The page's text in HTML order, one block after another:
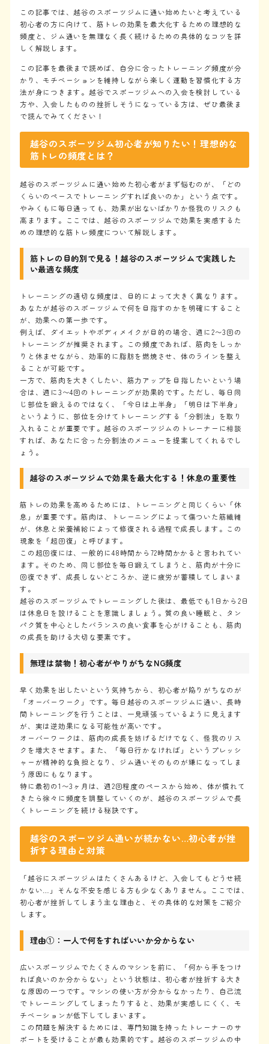
この記事では、越谷のスポーツジムに通い始めたいと考えている
初心者の方に向けて、筋トレの効果を最大化するための理想的な
頻度と、ジム通いを無理なく長く続けるための具体的なコツを詳
しく解説します。
この記事を最後まで読めば、自分に合ったトレーニング頻度が分
かり、モチベーションを維持しながら楽しく運動を習慣化する方
法が身につきます。越谷でスポーツジムへの入会を検討している
方や、入会したものの挫折しそうになっている方は、ぜひ最後ま
で読んでみてください！
越谷のスポーツジム初心者が知りたい！理想的な
筋トレの頻度とは？
越谷のスポーツジムに通い始めた初心者がまず悩むのが、「どの
くらいのペースでトレーニングすれば良いのか」という点です。
やみくもに毎日通っても、効果が出ないばかりか怪我のリスクも
高まります。ここでは、越谷のスポーツジムで効果を実感するた
めの理想的な筋トレ頻度について解説します。
筋トレの目的別で見る！越谷のスポーツジムで実践した
い最適な頻度
トレーニングの適切な頻度は、目的によって大きく異なります。
あなたが越谷のスポーツジムで何を目指すのかを明確にすること
が、効果への第一歩です。
例えば、ダイエットやボディメイクが目的の場合、週に2〜3回の
トレーニングが推奨されます。この頻度であれば、筋肉をしっか
りと休ませながら、効率的に脂肪を燃焼させ、体のラインを整え
ることが可能です。
一方で、筋肉を大きくしたい、筋力アップを目指したいという場
合は、週に3〜4回のトレーニングが効果的です。ただし、毎日同
じ部位を鍛えるのではなく、「今日は上半身」「明日は下半身」
というように、部位を分けてトレーニングする「分割法」を取り
入れることが重要です。越谷のスポーツジムのトレーナーに相談
すれば、あなたに合った分割法のメニューを提案してくれるでし
ょう。
越谷のスポーツジムで効果を最大化する！休息の重要性
筋トレの効果を高めるためには、トレーニングと同じくらい「休
息」が重要です。筋肉は、トレーニングによって傷ついた筋繊維
が、休息と栄養補給によって修復される過程で成長します。この
現象を「超回復」と呼びます。
この超回復には、一般的に48時間から72時間かかると言われてい
ます。そのため、同じ部位を毎日鍛えてしまうと、筋肉が十分に
回復できず、成長しないどころか、逆に疲労が蓄積してしまいま
す。
越谷のスポーツジムでトレーニングした後は、最低でも1日から2日
は休息日を設けることを意識しましょう。質の良い睡眠と、タン
パク質を中心としたバランスの良い食事を心がけることも、筋肉
の成長を助ける大切な要素です。
無理は禁物！初心者がやりがちなNG頻度
早く効果を出したいという気持ちから、初心者が陥りがちなのが
「オーバーワーク」です。毎日越谷のスポーツジムに通い、長時
間トレーニングを行うことは、一見頑張っているように見えます
が、実は逆効果になる可能性が高いです。
オーバーワークは、筋肉の成長を妨げるだけでなく、怪我のリス
クを増大させます。また、「毎日行かなければ」というプレッシ
ャーが精神的な負担となり、ジム通いそのものが嫌になってしま
う原因にもなります。
特に最初の1〜3ヶ月は、週2回程度のペースから始め、体が慣れて
きたら徐々に頻度を調整していくのが、越谷のスポーツジムで長
くトレーニングを続ける秘訣です。
越谷のスポーツジム通いが続かない…初心者が挫
折する理由と対策
「越谷にスポーツジムはたくさんあるけど、入会してもどうせ続
かない…」そんな不安を感じる方も少なくありません。ここでは、
初心者が挫折してしまう主な理由と、その具体的な対策をご紹介
します。
理由①：一人で何をすればいいか分からない
広いスポーツジムでたくさんのマシンを前に、「何から手をつけ
れば良いのか分からない」という状態は、初心者が挫折する大き
な原因の一つです。マシンの使い方が分からなかったり、自己流
でトレーニングしてしまったりすると、効果が実感しにくく、モ
チベーションが低下してしまいます。
この問題を解決するためには、専門知識を持ったトレーナーのサ
ポートを受けることが最も効果的です。越谷のスポーツジムの中